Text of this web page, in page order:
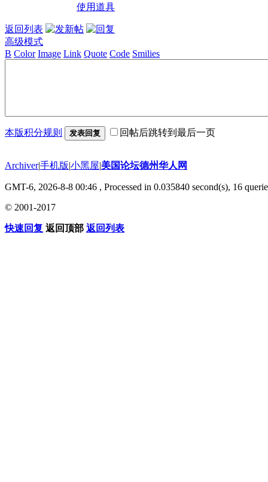
使用道具
返回列表
高级模式
B Color Image Link Quote Code Smilies
本版积分规则 发表回复 回帖后跳转到最后一页
Archiver|手机版|小黑屋|美国论坛德州华人网
GMT-6, 2026-8-8 00:46 , Processed in 0.035840 second(s), 16
© 2001-2017
快速回复 返回顶部 返回列表